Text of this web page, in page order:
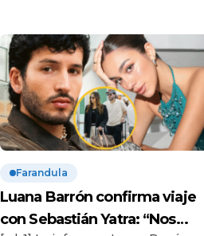
Farandula
Luana Barrón confirma viaje
con Sebastián Yatra: “Nos